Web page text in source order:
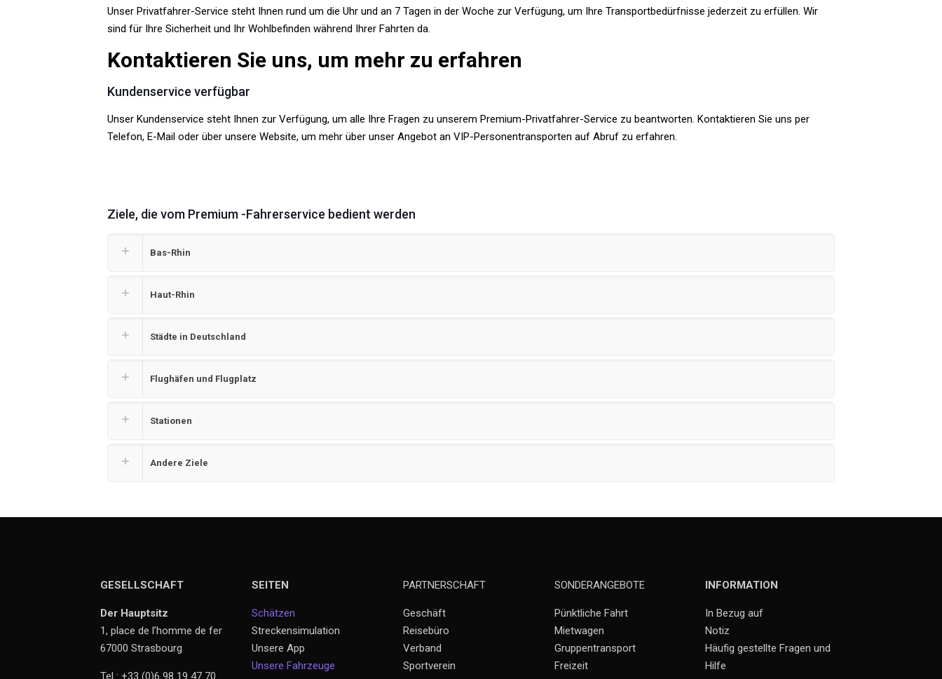
Unser Privatfahrer-Service steht Ihnen rund um die Uhr und an 7 Tagen in der Woche zur Verfügung, um Ihre Transportbedürfnisse jederzeit zu erfüllen. Wir
sind für Ihre Sicherheit und Ihr Wohlbefinden während Ihrer Fahrten da.
Kontaktieren Sie uns, um mehr zu erfahren
Kundenservice verfügbar
Unser Kundenservice steht Ihnen zur Verfügung, um alle Ihre Fragen zu unserem Premium-Privatfahrer-Service zu beantworten. Kontaktieren Sie uns per
Telefon, E-Mail oder über unsere Website, um mehr über unser Angebot an VIP-Personentransporten auf Abruf zu erfahren.
Ziele, die vom Premium -Fahrerservice bedient werden
Bas-Rhin
Haut-Rhin
Städte in Deutschland
Flughäfen und Flugplatz
Stationen
Andere Ziele
GESELLSCHAFT
Der Hauptsitz
1, place de l’homme de fer
67000 Strasbourg
Tel : +33 (0)6 98 19 47 70
SEITEN
Schätzen
Streckensimulation
Unsere App
Unsere Fahrzeuge
PARTNERSCHAFT
Geschäft
Reisebüro
Verband
Sportverein
SONDERANGEBOTE
Pünktliche Fahrt
Mietwagen
Gruppentransport
Freizeit
INFORMATION
In Bezug auf
Notiz
Häufig gestellte Fragen und
Hilfe